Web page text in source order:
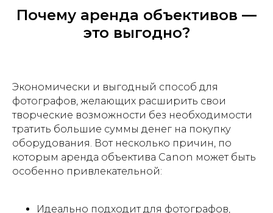
Почему аренда объективов —
это выгодно?
Экономически и выгодный способ для
фотографов, желающих расширить свои
творческие возможности без необходимости
тратить большие суммы денег на покупку
оборудования. Вот несколько причин, по
которым аренда объектива Canon может быть
особенно привлекательной:
Идеально подходит для фотографов,